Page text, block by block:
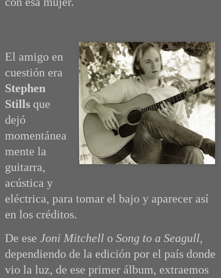
El amigo en
cuestión era
Stephen
Stills que
dejó
momentánea
mente la
guitarra,
acústica y
eléctrica, para tomar el bajo y aparecer así
en los créditos.
De ese Joni Mitchell o Song to a Seagull,
dependiendo de la edición por el país donde
vio la luz, de ese primer álbum, extraemos